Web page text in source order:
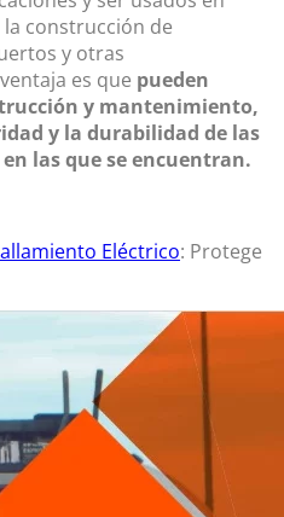
construcción de
y otras
es que pueden
y mantenimiento,
y la durabilidad de las
las que se encuentran.
Eléctrico: Protege